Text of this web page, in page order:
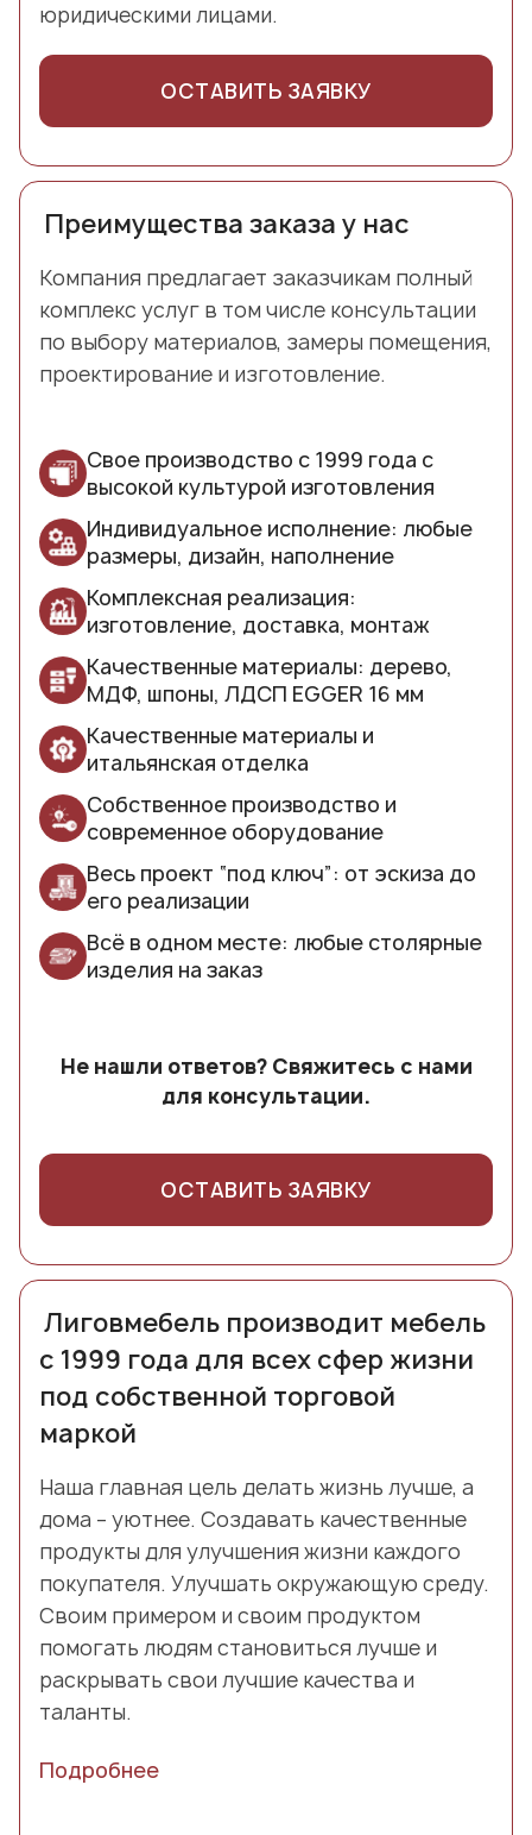
юридическими лицами.
ОСТАВИТЬ ЗАЯВКУ
Преимущества заказа у нас
Компания предлагает заказчикам полный
комплекс услуг в том числе консультации
по выбору материалов, замеры помещения,
проектирование и изготовление.
Свое производство с 1999 года с
высокой культурой изготовления
Индивидуальное исполнение: любые
размеры, дизайн, наполнение
Комплексная реализация:
изготовление, доставка, монтаж
Качественные материалы: дерево,
МДФ, шпоны, ЛДСП EGGER 16 мм
Качественные материалы и
итальянская отделка
Собственное производство и
современное оборудование
Весь проект “под ключ”: от эскиза до
его реализации
Всё в одном месте: любые столярные
изделия на заказ
Не нашли ответов? Свяжитесь с нами
для консультации.
ОСТАВИТЬ ЗАЯВКУ
Лиговмебель производит мебель
с 1999 года для всех сфер жизни
под собственной торговой
маркой
Наша главная цель делать жизнь лучше, а
дома – уютнее. Создавать качественные
продукты для улучшения жизни каждого
покупателя. Улучшать окружающую среду.
Своим примером и своим продуктом
помогать людям становиться лучше и
раскрывать свои лучшие качества и
таланты.
Подробнее